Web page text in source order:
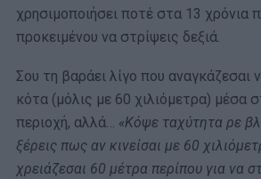
χρησιμοποιήσει ποτέ στα 13 χρόνια
προκειμένου να στρίψεις δεξιά.
Σου τη βαράει λίγο που αναγκάζεσαι
κότα (μόλις με 60 χιλιόμετρα) μέσα
περιοχή, αλλά… «Κόψε ταχύτητα ρε
ξέρεις πως αν κινείσαι με 60
χρειάζεσαι 60 μέτρα περίπου για να